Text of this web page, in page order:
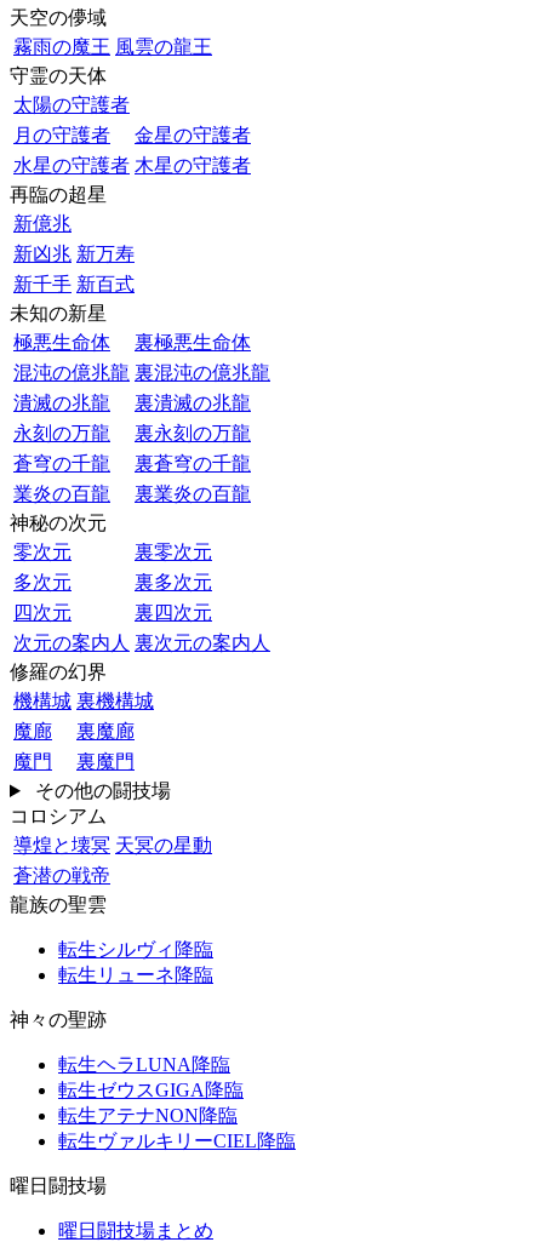
天空の儚域
霧雨の魔王 風雲の龍王
守霊の天体
太陽の守護者
月の守護者
金星の守護者
水星の守護者 木星の守護者
再臨の超星
新億兆
新凶兆 新万寿
新千手 新百式
未知の新星
極悪生命体
裏極悪生命体
混沌の億兆龍 裏混沌の億兆龍
潰滅の兆龍
裏潰滅の兆龍
永刻の万龍
裏永刻の万龍
蒼穹の千龍
裏蒼穹の千龍
業炎の百龍
裏業炎の百龍
神秘の次元
零次元
裏零次元
多次元
裏多次元
四次元
裏四次元
次元の案内人 裏次元の案内人
修羅の幻界
機構城 裏機構城
魔廊
裏魔廊
魔門
裏魔門
その他の闘技場
コロシアム
導煌と壊冥 天冥の星動
蒼潜の戦帝
龍族の聖雲
転生シルヴィ降臨
転生リューネ降臨
神々の聖跡
転生ヘラLUNA降臨
転生ゼウスGIGA降臨
転生アテナNON降臨
転生ヴァルキリーCIEL降臨
曜日闘技場
曜日闘技場まとめ